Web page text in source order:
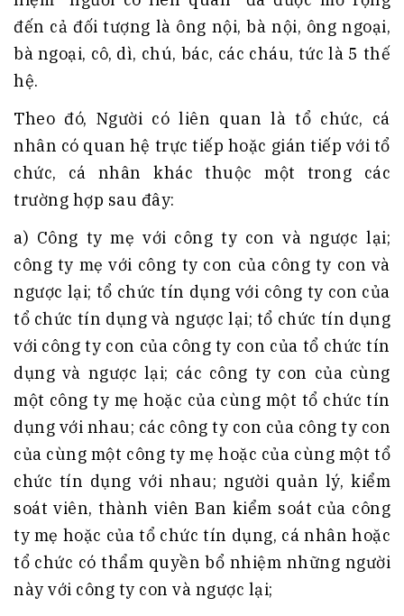
đến cả đối tượng là ông nội, bà nội, ông ngoại,
bà ngoại, cô, dì, chú, bác, các cháu, tức là 5 thế
hệ.
Theo đó, Người có liên quan là tổ chức, cá
nhân có quan hệ trực tiếp hoặc gián tiếp với tổ
chức, cá nhân khác thuộc một trong các
trường hợp sau đây:
a) Công ty mẹ với công ty con và ngược lại;
công ty mẹ với công ty con của công ty con và
ngược lại; tổ chức tín dụng với công ty con của
tổ chức tín dụng và ngược lại; tổ chức tín dụng
với công ty con của công ty con của tổ chức tín
dụng và ngược lại; các công ty con của cùng
một công ty mẹ hoặc của cùng một tổ chức tín
dụng với nhau; các công ty con của công ty con
của cùng một công ty mẹ hoặc của cùng một tổ
chức tín dụng với nhau; người quản lý, kiểm
soát viên, thành viên Ban kiểm soát của công
ty mẹ hoặc của tổ chức tín dụng, cá nhân hoặc
tổ chức có thẩm quyền bổ nhiệm những người
này với công ty con và ngược lại;